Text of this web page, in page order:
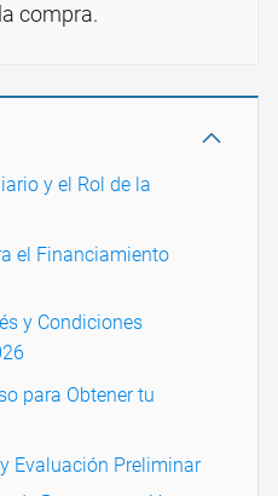
compra.
y el Rol de la
el Financiamiento
y Condiciones
para Obtener tu
Evaluación Preliminar